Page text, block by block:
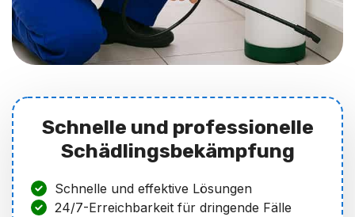
Schnelle und professionelle
Schädlingsbekämpfung
Schnelle und effektive Lösungen
24/7-Erreichbarkeit für dringende Fälle